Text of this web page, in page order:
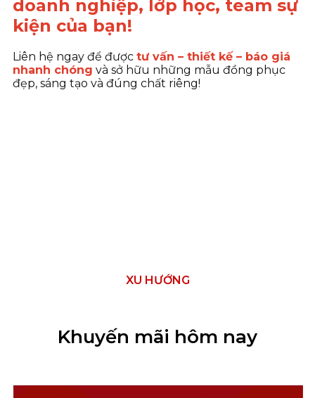
doanh nghiệp, lớp học, team sự
kiện của bạn!
Liên hệ ngay để được tư vấn – thiết kế – báo giá
nhanh chóng và sở hữu những mẫu đồng phục
đẹp, sáng tạo và đúng chất riêng!
XU HƯỚNG
Khuyến mãi hôm nay